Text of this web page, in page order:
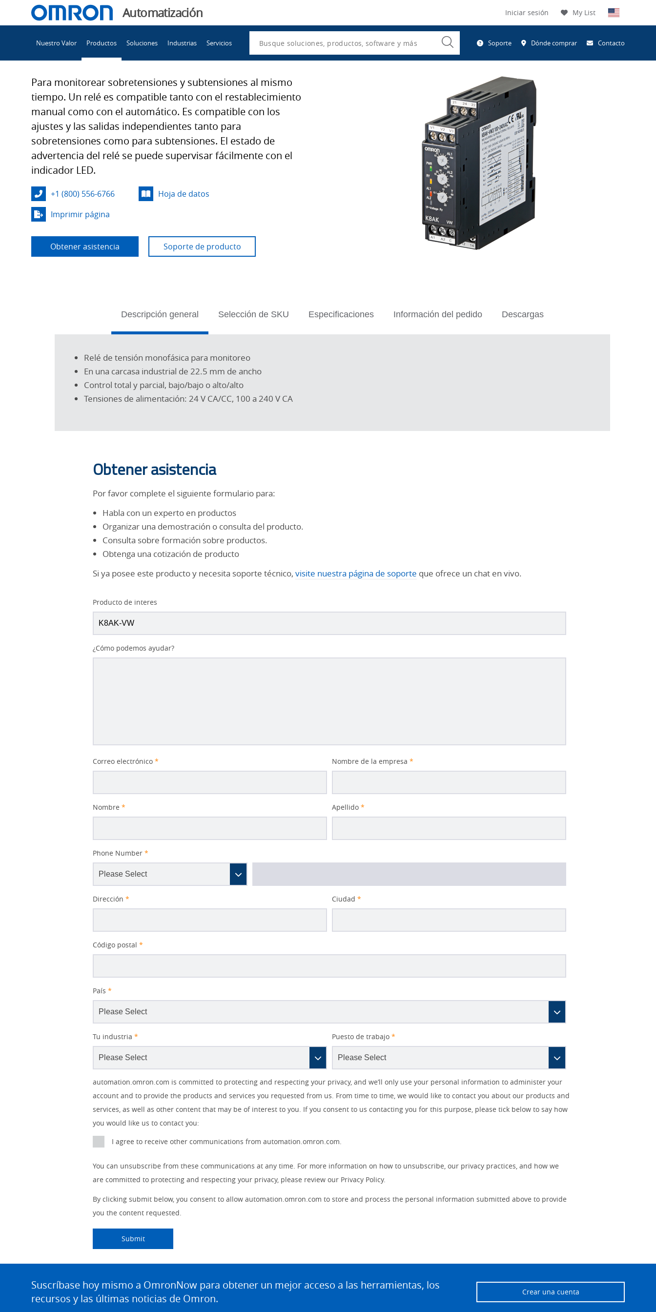
the
Automatización Iniciar sesión My List
Navigation
Nuestro Valor Productos Soluciones Industrias Servicios
Search
Submit
Search Soporte Dónde comprar Contacto
K8AK-
VW
Para monitorear sobretensiones y subtensiones al mismo
tiempo. Un relé es compatible tanto con el restablecimiento
manual como con el automático. Es compatible con los
ajustes y las salidas independientes tanto para
sobretensiones como para subtensiones. El estado de
advertencia del relé se puede supervisar fácilmente con el
indicador LED.
+1 (800) 556-6766
Hoja de datos
Imprimir página
Obtener asistencia Soporte de producto
Descripción general Selección de SKU Especificaciones Información del pedido Descargas
Relé de tensión monofásica para monitoreo
En una carcasa industrial de 22.5 mm de ancho
Control total y parcial, bajo/bajo o alto/alto
Tensiones de alimentación: 24 V CA/CC, 100 a 240 V CA
Obtener asistencia
Por favor complete el siguiente formulario para:
Habla con un experto en productos
Organizar una demostración o consulta del producto.
Consulta sobre formación sobre productos.
Obtenga una cotización de producto
Si ya posee este producto y necesita soporte técnico, visite nuestra página de soporte que ofrece un chat en vivo.
Producto de interes
¿Cómo podemos ayudar?
Correo electrónico * Nombre de la empresa *
Nombre * Apellido *
Phone Number *
Dirección * Ciudad *
Código postal *
País *
Tu industria * Puesto de trabajo *
Other
Lead
Source
Lead
Source
Detail
Status
Opt-in
Marketing
No
I
am
an
Your
Role
Product Family
Interest
Automation
Systems
Components
and Vision
Drives
Sensing
SYSMAC
Motion and
Drive
Solutions Interest
IO Link
Panel Building
Quality Control
Safety Solutions
Traceability
Training
Maintenance
Flexible
Manufacturing
automation.omron.com is committed to protecting and respecting your privacy, and we’ll only use your personal information to administer your
account and to provide the products and services you requested from us. From time to time, we would like to contact you about our products and
services, as well as other content that may be of interest to you. If you consent to us contacting you for this purpose, please tick below to say how
you would like us to contact you:
I agree to receive other communications from automation.omron.com.
You can unsubscribe from these communications at any time. For more information on how to unsubscribe, our privacy practices, and how we
are committed to protecting and respecting your privacy, please review our Privacy Policy.
By clicking submit below, you consent to allow automation.omron.com to store and process the personal information submitted above to provide
you the content requested.
Submit
Suscríbase hoy mismo a OmronNow para obtener un mejor acceso a las herramientas, los
recursos y las últimas noticias de Omron.
Crear una cuenta